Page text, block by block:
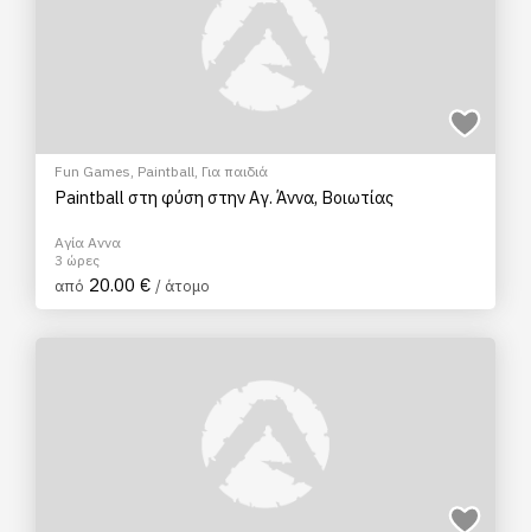
Fun Games, Paintball, Για παιδιά
Paintball στη φύση στην Αγ. Άννα, Βοιωτίας
Αγία Αννα
3 ώρες
από 20.00 € / άτομο